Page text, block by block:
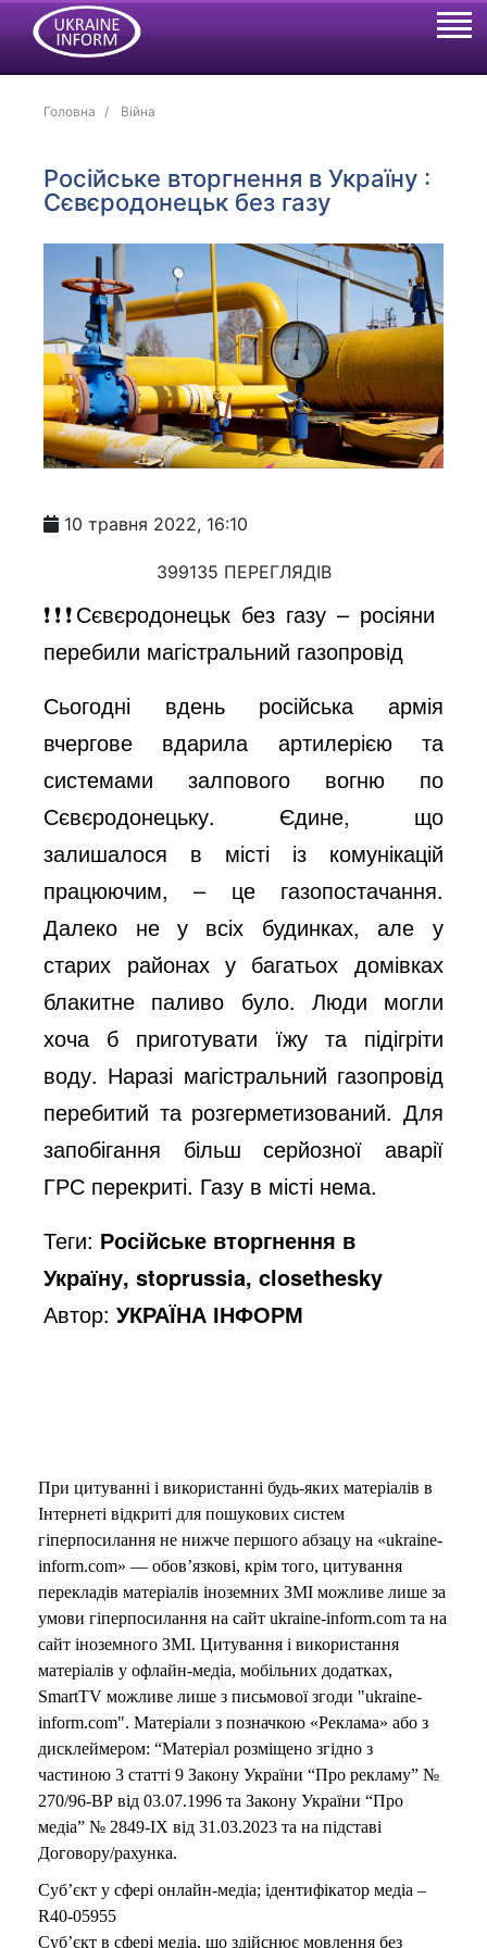
Головна Війна
Російське вторгнення в Україну :
Сєвєродонецьк без газу
10 травня 2022, 16:10
399135 ПЕРЕГЛЯДІВ
❗️❗️❗️Сєвєродонецьк без газу – росіяни
перебили магістральний газопровід
Сьогодні вдень російська армія
вчергове вдарила артилерією та
системами залпового вогню по
Сєвєродонецьку. Єдине, що
залишалося в місті із комунікацій
працюючим, – це газопостачання.
Далеко не у всіх будинках, але у
старих районах у багатьох домівках
блакитне паливо було. Люди могли
хоча б приготувати їжу та підігріти
воду. Наразі магістральний газопровід
перебитий та розгерметизований. Для
запобігання більш серйозної аварії
ГРС перекриті. Газу в місті нема.
Теги: Російське вторгнення в
Україну, stoprussia, closethesky
Автор:УКРАЇНА ІНФОРМ
При цитуванні і використанні будь-яких матеріалів в
Інтернеті відкриті для пошукових систем
гіперпосилання не нижче першого абзацу на «ukraine-
inform.com» — обов’язкові, крім того, цитування
перекладів матеріалів іноземних ЗМІ можливе лише за
умови гіперпосилання на сайт ukraine-inform.com та на
сайт іноземного ЗМІ. Цитування і використання
матеріалів у офлайн-медіа, мобільних додатках,
SmartTV можливе лише з письмової згоди "ukraine-
inform.com". Матеріали з позначкою «Реклама» або з
дисклеймером: “Матеріал розміщено згідно з
частиною 3 статті 9 Закону України “Про рекламу” №
270/96-ВР від 03.07.1996 та Закону України “Про
медіа” № 2849-IX від 31.03.2023 та на підставі
Договору/рахунка.
Суб’єкт у сфері онлайн-медіа; ідентифікатор медіа –
R40-05955
Суб’єкт в сфері медіа, що здійснює мовлення без